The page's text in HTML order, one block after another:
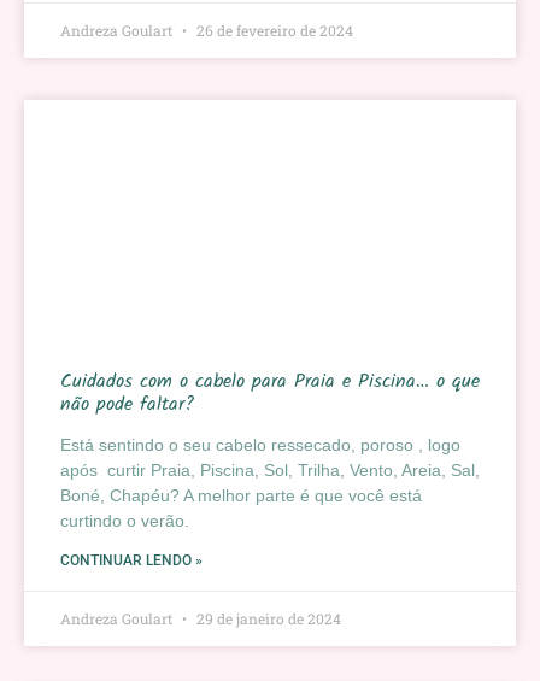
Andreza Goulart 26 de fevereiro de 2024
Cuidados com o cabelo para Praia e Piscina… o que
não pode faltar?
Está sentindo o seu cabelo ressecado, poroso , logo
após curtir Praia, Piscina, Sol, Trilha, Vento, Areia, Sal,
Boné, Chapéu? A melhor parte é que você está
curtindo o verão.
CONTINUAR LENDO »
Andreza Goulart 29 de janeiro de 2024